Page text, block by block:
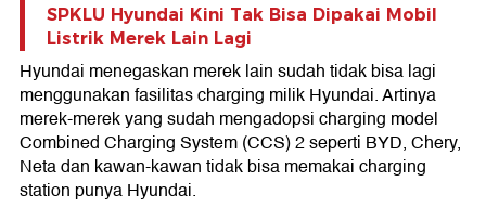
SPKLU Hyundai Kini Tak Bisa Dipakai Mobil
Listrik Merek Lain Lagi
Hyundai menegaskan merek lain sudah tidak bisa lagi
menggunakan fasilitas charging milik Hyundai. Artinya
merek-merek yang sudah mengadopsi charging model
Combined Charging System (CCS) 2 seperti BYD, Chery,
Neta dan kawan-kawan tidak bisa memakai charging
station punya Hyundai.